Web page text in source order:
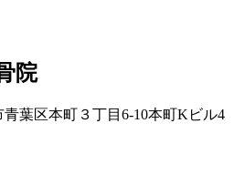
青葉区本町３丁目6-10本町Kビル4